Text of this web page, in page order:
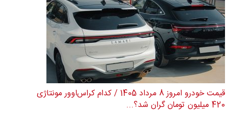
قیمت خودرو امروز 8 مرداد 1405 / کدام کراس‌اوور مونتاژی
420 میلیون تومان گران شد؟...